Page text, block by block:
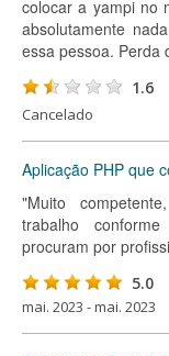
colocar a yampi no
absolutamente
essa pessoa. Perda
1.6
Cancelado
Aplicação PHP que
"Muito
trabalho
procuram por
5.0
mai. 2023 - mai. 2023